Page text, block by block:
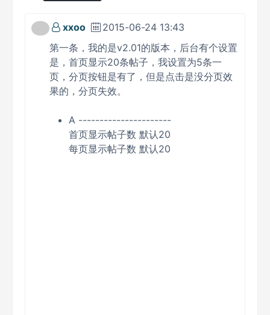
xxoo
2015-06-24 13:43
第一条，我的是v2.01的版本，后台有个设置
是，首页显示20条帖子，我设置为5条一
页，分页按钮是有了，但是点击是没分页效
果的，分页失效。
A ----------------------
首页显示帖子数 默认20
每页显示帖子数 默认20